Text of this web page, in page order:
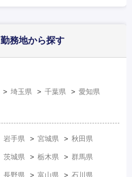
勤務地から探す
埼玉県 千葉県 愛知県
岩手県 宮城県 秋田県
茨城県 栃木県 群馬県
長野県 富山県 石川県